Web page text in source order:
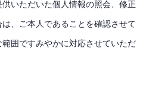
いただいた個人情報の照会、修正
、ご本人であることを確認させて
囲ですみやかに対応させていただ